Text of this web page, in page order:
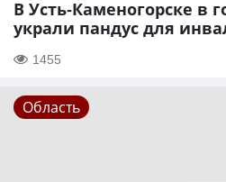
В Усть-Каменогорске в
украли пандус для
1455
Область